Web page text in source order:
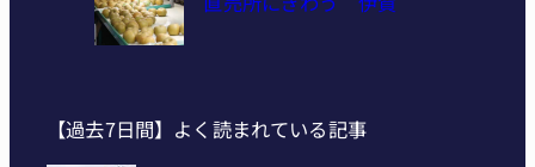
【過去7日間】よく読まれている記事